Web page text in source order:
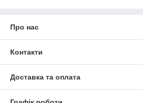
Про нас
Контакти
Доставка та оплата